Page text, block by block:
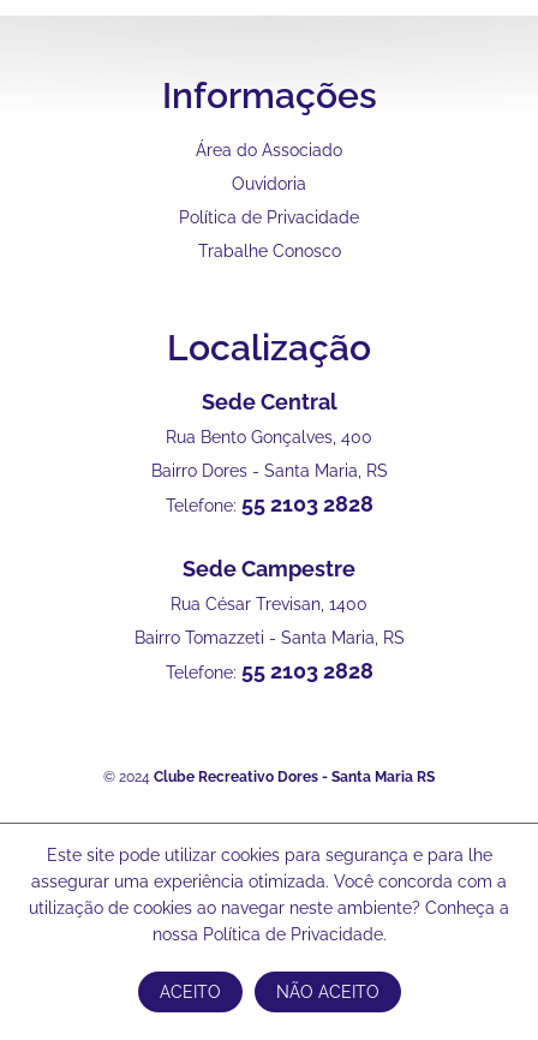
Informações
Área do Associado
Ouvidoria
Política de Privacidade
Trabalhe Conosco
Localização
Sede Central
Rua Bento Gonçalves, 400
Bairro Dores - Santa Maria, RS
Telefone: 55 2103 2828
Sede Campestre
Rua César Trevisan, 1400
Bairro Tomazzeti - Santa Maria, RS
Telefone: 55 2103 2828
© 2024 Clube Recreativo Dores - Santa Maria RS
Este site pode utilizar cookies para segurança e para lhe
assegurar uma experiência otimizada. Você concorda com a
utilização de cookies ao navegar neste ambiente? Conheça a
nossa Política de Privacidade.
ACEITO NÃO ACEITO